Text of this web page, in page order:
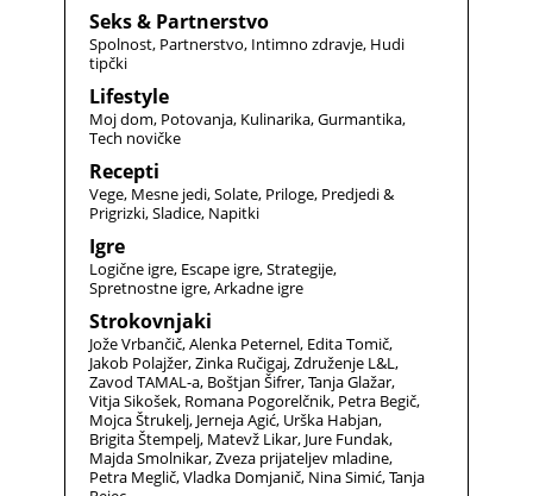
Seks & Partnerstvo
Spolnost Partnerstvo Intimno zdravje Hudi
tipčki
Lifestyle
Moj dom Potovanja Kulinarika Gurmantika
Tech novičke
Recepti
Vege Mesne jedi Solate Priloge Predjedi &
Prigrizki Sladice Napitki
Igre
Logične igre Escape igre Strategije
Spretnostne igre Arkadne igre
Strokovnjaki
Jože Vrbančič Alenka Peternel Edita Tomič
Jakob Polajžer Zinka Ručigaj Združenje L&L
Zavod TAMAL-a Boštjan Šifrer Tanja Glažar
Vitja Sikošek Romana Pogorelčnik Petra Begič
Mojca Štrukelj Jerneja Agić Urška Habjan
Brigita Štempelj Matevž Likar Jure Fundak
Majda Smolnikar Zveza prijateljev mladine
Petra Meglič Vladka Domjanič Nina Simić Tanja